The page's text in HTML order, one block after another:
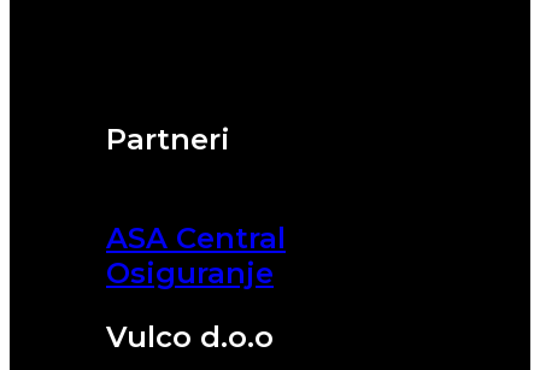
Partneri
ASA Central
Osiguranje
Vulco d.o.o